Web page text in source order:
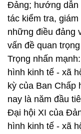
Đảng; hướng dẫn
tác kiểm tra,
những điều đảng
vấn đề quan
Trọng nhấn
hình kinh tế - xã
kỳ của Ban Chấp
nay là năm đầu
Đại hội XI của
hình kinh tế - xã